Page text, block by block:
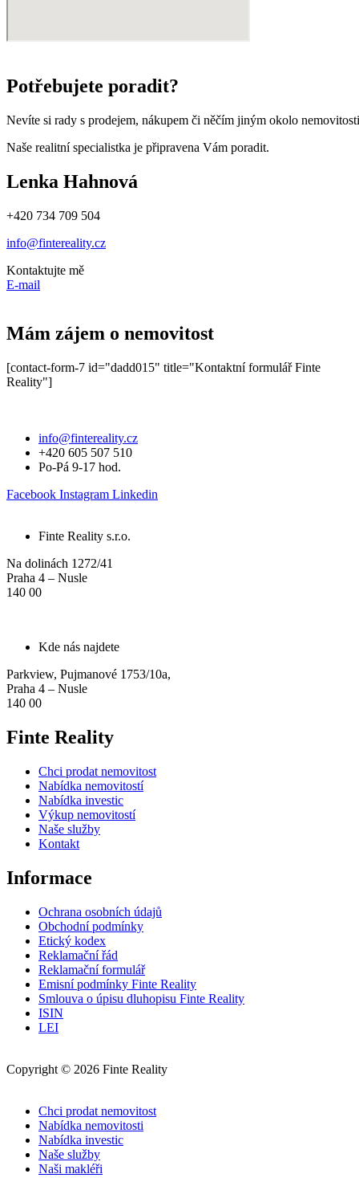
Potřebujete poradit?
Nevíte si rady s prodejem, nákupem či něčím jiným okolo
Naše realitní specialistka je připravena Vám poradit.
Lenka Hahnová
+420 734 709 504
info@fintereality.cz
Kontaktujte mě
E-mail
Mám zájem o nemovitost
[contact-form-7 id="dadd015" title="Kontaktní formulář Finte
Reality"]
info@fintereality.cz
+420 605 507 510
Po-Pá 9-17 hod.
Facebook Instagram Linkedin
Finte Reality s.r.o.
Na dolinách 1272/41
Praha 4 – Nusle
140 00
Kde nás najdete
Parkview, Pujmanové 1753/10a,
Praha 4 – Nusle
140 00
Finte Reality
Chci prodat nemovitost
Nabídka nemovitostí
Nabídka investic
Výkup nemovitostí
Naše služby
Kontakt
Informace
Ochrana osobních údajů
Obchodní podmínky
Etický kodex
Reklamační řád
Reklamační formulář
Emisní podmínky Finte Reality
Smlouva o úpisu dluhopisu Finte Reality
ISIN
LEI
Copyright © 2026 Finte Reality
Chci prodat nemovitost
Nabídka nemovitosti
Nabídka investic
Naše služby
Naši makléři